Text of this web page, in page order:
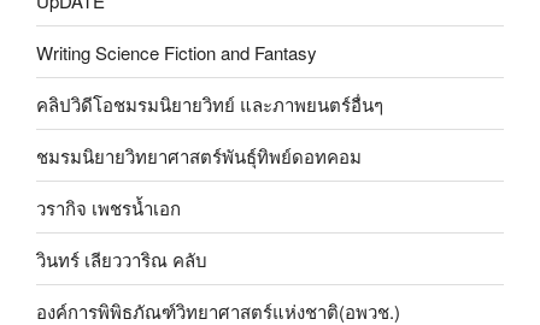
Writing Science Fiction and Fantasy
คลิปวิดีโอชมรมนิยายวิทย์ และภาพยนตร์อื่นๆ
ชมรมนิยายวิทยาศาสตร์พันธุ์ทิพย์ดอทคอม
วรากิจ เพชรน้ำเอก
วินทร์ เลียววาริณ คลับ
องค์การพิพิธภัณฑ์วิทยาศาสตร์แห่งชาติ(อพวช.)